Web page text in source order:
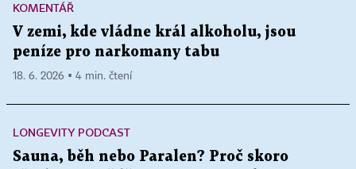
KOMENTÁŘ
V zemi, kde vládne král alkoholu, jsou
peníze pro narkomany tabu
18. 6. 2026 ▪ 4 min. čtení
LONGEVITY PODCAST
Sauna, běh nebo Paralen? Proč skoro